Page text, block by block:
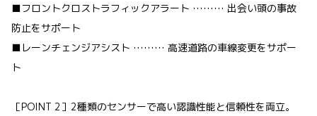
■フロントクロストラフィックアラート ……… 出会い頭の事故
防止をサポート
■レーンチェンジアシスト ……… 高速道路の車線変更をサポー
ト
［POINT 2］2種類のセンサーで高い認識性能と信頼性を両立。